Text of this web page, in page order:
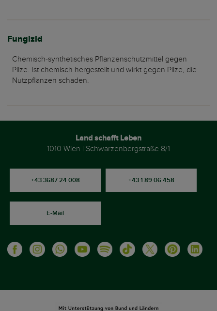
Fungizid
Chemisch-synthetisches Pflanzenschutzmittel gegen
Pilze. Ist chemisch hergestellt und wirkt gegen Pilze, die
Nutzpflanzen schaden.
Land schafft Leben
1010 Wien | Schwarzenbergstraße 8/1
+43 3687 24 008 +43 1 89 06 458
E-Mail